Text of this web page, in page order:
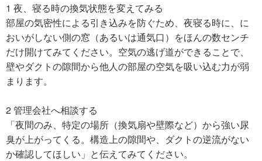
1 夜、寝る時の換気状態を変えてみる
部屋の気密性による引き込みを防ぐため、夜寝る時に、に
おいがしない側の窓（あるいは通気口）をほんの数センチ
だけ開けてみてください。空気の逃げ道ができることで、
壁やダクトの隙間から他人の部屋の空気を吸い込む力が弱
まります。
2 管理会社へ相談する
「夜間のみ、特定の場所（換気扇や壁際など）から強い尿
臭が上がってくる。構造上の隙間や、ダクトの逆流がない
か確認してほしい」と伝えてみてください。